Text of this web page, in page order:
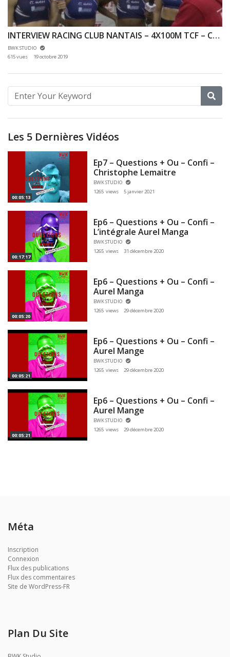
INTERVIEW RACING CLUB NANTAIS – 4X100M TCF – COUPE DE FRANCE 2019 – BLOIS
BWK STUDIO
615 vues
19 octobre 2019
Les 5 Dernières Vidéos
00:05:13
Ep7 – Questions + Ou – Confi –
Christophe Lemaitre
BWK STUDIO
1265 views
5 janvier 2021
00:17:17
Ep6 – Questions + Ou – Confi –
L’intégrale Aurel Manga
BWK STUDIO
1265 views
31 décembre 2020
00:05:20
Ep6 – Questions + Ou – Confi –
Aurel Manga
BWK STUDIO
1265 views
29 décembre 2020
00:05:21
Ep6 – Questions + Ou – Confi –
Aurel Mange
BWK STUDIO
1265 views
29 décembre 2020
00:05:21
Ep6 – Questions + Ou – Confi –
Aurel Mange
BWK STUDIO
1265 views
29 décembre 2020
Méta
Inscription
Connexion
Flux des publications
Flux des commentaires
Site de WordPress-FR
Plan Du Site